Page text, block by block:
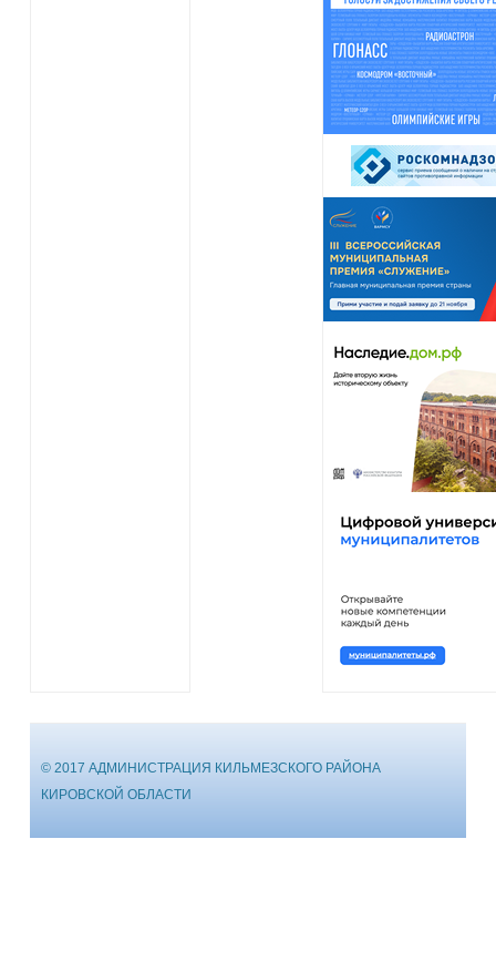
© 2017 АДМИНИСТРАЦИЯ КИЛЬМЕЗСКОГО РАЙОНА
КИРОВСКОЙ ОБЛАСТИ